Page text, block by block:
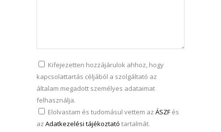
Kifejezetten hozzájárulok ahhoz, hogy
kapcsolattartás céljából a szolgáltató az
általam megadott személyes adataimat
felhasználja.
Elolvastam és tudomásul vettem az ÁSZF és
az Adatkezelési tájékoztató tartalmát.